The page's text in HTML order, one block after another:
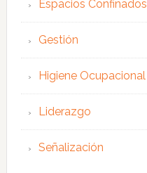
Espacios Confinados
Gestión
Higiene Ocupacional
Liderazgo
Señalización